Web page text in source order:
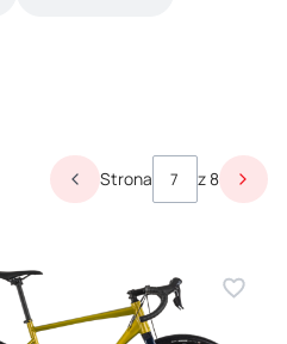
Poprzednie produkty
Strona z 8